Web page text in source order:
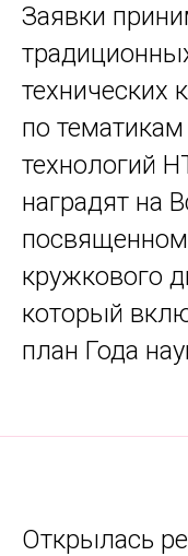
Заявки
технических
по
технологий
наградят на
кружкового
который
план Года
Открылась